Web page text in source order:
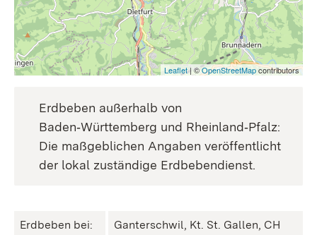
Leaflet| ©OpenStreetMapcontributors
Erdbeben außerhalb von
Baden‑Württemberg und Rheinland‑Pfalz:
Die maßgeblichen Angaben veröffentlicht
der lokal zuständige Erdbebendienst.
Erdbeben bei: Ganterschwil, Kt. St. Gallen, CH